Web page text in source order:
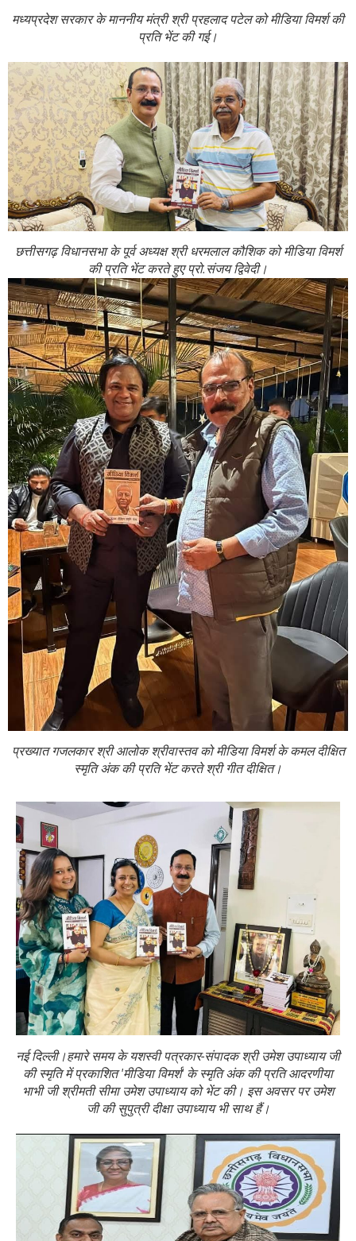
मध्यप्रदेश सरकार के माननीय मंत्री श्री प्रहलाद पटेल को मीडिया विमर्श की
प्रति भेंट की गई।
छत्तीसगढ़ विधानसभा के पूर्व अध्यक्ष श्री धरमलाल कौशिक को मीडिया विमर्श
की प्रति भेंट करते हुए प्रो.संजय द्विवेदी।
प्रख्यात गजलकार श्री आलोक श्रीवास्तव को मीडिया विमर्श के कमल दीक्षित
स्मृति अंक की प्रति भेंट करते श्री गीत दीक्षित।
नई दिल्ली।हमारे समय के यशस्वी पत्रकार-संपादक श्री उमेश उपाध्याय जी
की स्मृति में प्रकाशित 'मीडिया विमर्श' के स्मृति अंक की प्रति आदरणीया
भाभी जी श्रीमती सीमा उमेश उपाध्याय को भेंट की। इस अवसर पर उमेश
जी की सुपुत्री दीक्षा उपाध्याय भी साथ हैं।